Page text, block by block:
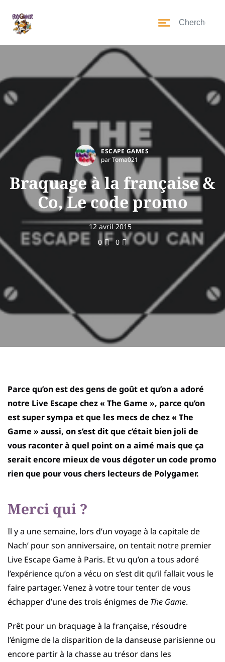
ESCAPE GAMES
par Toma021
Braquage à la française &
Co, Le code promo
12 avril 2015
0
0
Parce qu’on est des gens de goût et qu’on a adoré
notre Live Escape chez « The Game », parce qu’on
est super sympa et que les mecs de chez « The
Game » aussi, on s’est dit que c’était bien joli de
vous raconter à quel point on a aimé mais que ça
serait encore mieux de vous dégoter un code promo
rien que pour vous chers lecteurs de Polygamer.
Merci qui ?
Il y a une semaine, lors d’un voyage à la capitale de
Nach’ pour son anniversaire, on tentait notre premier
Live Escape Game à Paris. Et vu qu’on a tous adoré
l’expérience qu’on a vécu on s’est dit qu’il fallait vous le
faire partager. Venez à votre tour tenter de vous
échapper d’une des trois énigmes de The Game.
Prêt pour un braquage à la française, résoudre
l’énigme de la disparition de la danseuse parisienne ou
encore partir à la chasse au trésor dans les